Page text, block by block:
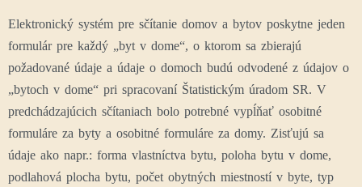
Elektronický systém pre sčítanie domov a bytov poskytne jeden
formulár pre každý „byt v dome“, o ktorom sa zbierajú
požadované údaje a údaje o domoch budú odvodené z údajov o
„bytoch v dome“ pri spracovaní Štatistickým úradom SR. V
predchádzajúcich sčítaniach bolo potrebné vypĺňať osobitné
formuláre za byty a osobitné formuláre za domy. Zisťujú sa
údaje ako napr.: forma vlastníctva bytu, poloha bytu v dome,
podlahová plocha bytu, počet obytných miestností v byte, typ